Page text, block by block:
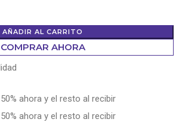
AÑADIR AL CARRITO
COMPRAR AHORA
ahora y el resto al recibir
ahora y el resto al recibir